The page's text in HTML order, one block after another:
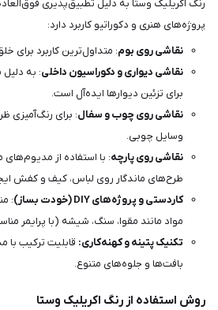
رنگ اکریلیک وستا به دلیل تطبیق‌پذیری
پروژه‌های هنری و دکوراتیو کاربرد دارد:
نقاشی روی بوم: متداول‌ترین کاربرد برای
نقاشی دیواری و دکوراسیون داخلی: به دلیل
برای تزئین دیوارها ایده‌آل است.
نقاشی روی چوب و سفال: برای رنگ‌آمیزی
وسایل چوبی.
نقاشی روی پارچه: با استفاده از
طرح‌های ماندگار روی لباس، کیف و کفش
کاردستی و پروژه‌های DIY (خودت بساز)
:
مواد مانند مقوا، سنگ، شیشه (با پرایمر
تکنیک پتینه و کهنه‌کاری: قابلیت ترکیب با
بافت‌ها و جلوه‌های متنوع.
روش استفاده از رنگ اکریلیک وستا